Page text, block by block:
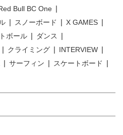
Bull BC One
スノーボード
X GAMES
ボール
ダンス
クライミング
INTERVIEW
サーフィン
スケートボード